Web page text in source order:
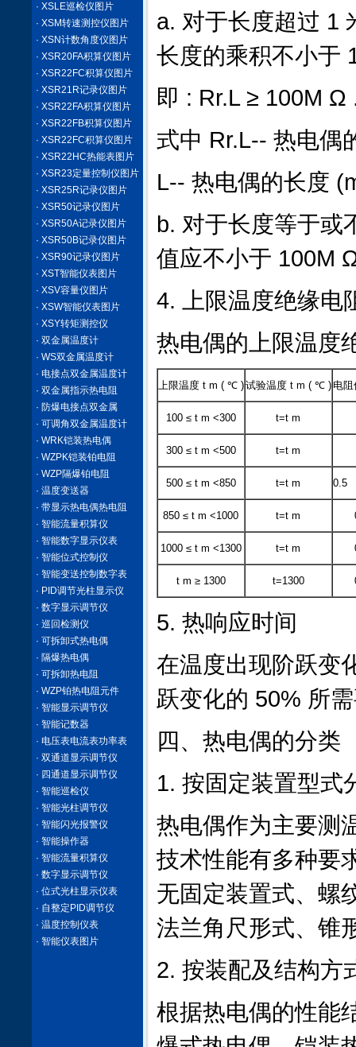
· XSLE巡检仪图片
· XSM转速测控仪图片
· XSN计数角度仪图片
· XSR20FA积算仪图片
· XSR22FC积算仪图片
· XSR21R记录仪图片
· XSR22FA积算仪图片
· XSR22FB积算仪图片
· XSR22FC积算仪图片
· XSR22HC热能表图片
· XSR23定量控制仪图片
· XSR25R记录仪图片
· XSR50记录仪图片
· XSR50A记录仪图片
· XSR50B记录仪图片
· XSR90记录仪图片
· XST智能仪表图片
· XSV容量仪图片
· XSW智能仪表图片
· XSY转矩测控仪
· 双金属温度计
· WS双金属温度计
· 电接点双金属温度计
· 双金属指示热电阻
· 防爆电接点双金属
· 可调角双金属温度计
· WRK铠装热电偶
· WZPK铠装铂电阻
· WZP隔爆铂电阻
· 温度变送器
· 带显示热电偶热电阻
· 智能流量积算仪
· 智能数字显示仪表
· 智能位式控制仪
· 智能变送控制数字表
· PID调节光柱显示仪
· 数字显示调节仪
· 巡回检测仪
· 可拆卸式热电偶
· 隔爆热电偶
· 可拆卸热电阻
· WZP铂热电阻元件
· 智能显示调节仪
· 智能记数器
· 电压表电流表功率表
· 双通道显示调节仪
· 四通道显示调节仪
· 智能巡检仪
· 智能光柱调节仪
· 智能闪光报警仪
· 智能操作器
· 智能流量积算仪
· 数字显示调节仪
· 位式光柱显示仪表
· 自整定PID调节仪
· 温度控制仪表
· 智能仪表图片
a. 对于长度超过 1
长度的乘积不小于
即 : Rr.L ≥ 100M Ω
式中 Rr.L-- 热电偶
L-- 热电偶的长度
b. 对于长度等于或
值应不小于 100M
4. 上限温度绝缘电
热电偶的上限温度
上限温度 t m ( ℃ )试验温度 t m ( ℃ ) 电
100 ≤ t m <300 t=t m
300 ≤ t m <500 t=t m
500 ≤ t m <850 t=t m 0.5
850 ≤ t m <1000 t=t m
1000 ≤ t m <1300 t=t m
t m ≥ 1300 t=1300
5. 热响应时间
在温度出现阶跃变
跃变化的 50% 所
四、热电偶的分类
1. 按固定装置型式
热电偶作为主要测
技术性能有多种要
无固定装置式、螺
法兰角尺形式、锥
2. 按装配及结构方
根据热电偶的性能